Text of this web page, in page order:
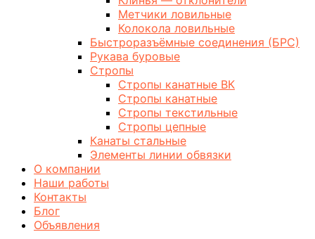
Метчики ловильные
Колокола ловильные
Быстроразъёмные соединения (БРС)
Рукава буровые
Стропы
Стропы канатные ВК
Стропы канатные
Стропы текстильные
Стропы цепные
Канаты стальные
Элементы линии обвязки
О компании
Наши работы
Контакты
Блог
Объявления